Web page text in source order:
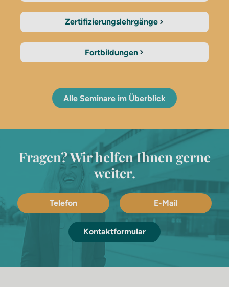
Zertifizierungslehrgänge
Fortbildungen
Alle Seminare im Überblick
Fragen? Wir helfen Ihnen gerne
weiter.
Telefon E-Mail
Kontaktformular